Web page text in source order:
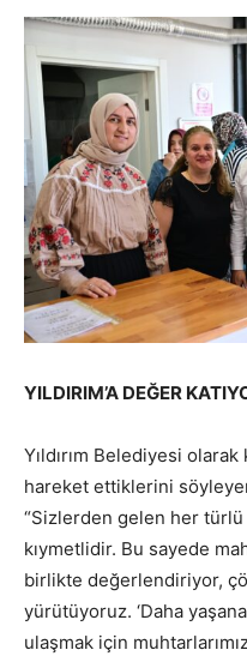
YILDIRIM’A DEĞER
Yıldırım Belediyesi olarak
hareket ettiklerini
“Sizlerden gelen her
kıymetlidir. Bu sayede
birlikte değerlendiriyor,
yürütüyoruz. ‘Daha
ulaşmak için